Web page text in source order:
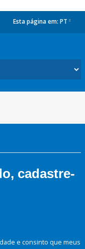
Esta página em: PT
cadastre-
e consinto que meus